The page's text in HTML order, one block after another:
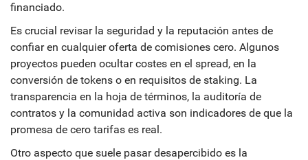
financiado.
Es crucial revisar la seguridad y la reputación antes de
confiar en cualquier oferta de comisiones cero. Algunos
proyectos pueden ocultar costes en el spread, en la
conversión de tokens o en requisitos de staking. La
transparencia en la hoja de términos, la auditoría de
contratos y la comunidad activa son indicadores de que la
promesa de cero tarifas es real.
Otro aspecto que suele pasar desapercibido es la